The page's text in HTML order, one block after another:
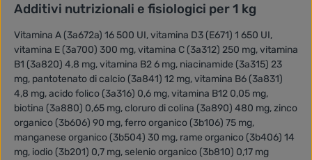
Additivi nutrizionali e fisiologici per 1 kg
Vitamina A (3a672a) 16 500 UI, vitamina D3 (E671) 1 650 UI,
vitamina E (3a700) 300 mg, vitamina C (3a312) 250 mg, vitamina
B1 (3a820) 4,8 mg, vitamina B2 6 mg, niacinamide (3a315) 23
mg, pantotenato di calcio (3a841) 12 mg, vitamina B6 (3a831)
4,8 mg, acido folico (3a316) 0,6 mg, vitamina B12 0,05 mg,
biotina (3a880) 0,65 mg, cloruro di colina (3a890) 480 mg, zinco
organico (3b606) 90 mg, ferro organico (3b106) 75 mg,
manganese organico (3b504) 30 mg, rame organico (3b406) 14
mg, iodio (3b201) 0,7 mg, selenio organico (3b810) 0,17 mg